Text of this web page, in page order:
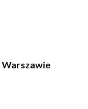
Warszawie